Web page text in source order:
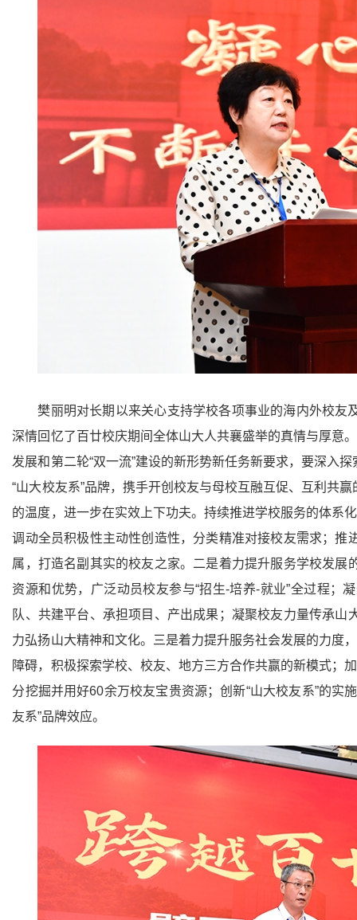
樊丽明对长期以来关心支持学校各项事业的海内外校
深情回忆了百廿校庆期间全体山大人共襄盛举的真情与厚意
发展和第二轮“双一流”建设的新形势新任务新要求，要深入
“山大校友系”品牌，携手开创校友与母校互融互促、互利共
的温度，进一步在实效上下功夫。持续推进学校服务的体系
调动全员积极性主动性创造性，分类精准对接校友需求；
属，打造名副其实的校友之家。二是着力提升服务学校发
资源和优势，广泛动员校友参与“招生-培养-就业”全过程；
队、共建平台、承担项目、产出成果；凝聚校友力量传承
力弘扬山大精神和文化。三是着力提升服务社会发展的力度
障碍，积极探索学校、校友、地方三方合作共赢的新模式；
分挖掘并用好60余万校友宝贵资源；创新“山大校友系”的实
友系”品牌效应。